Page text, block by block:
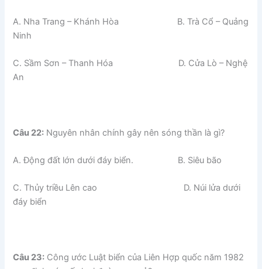
A. Nha Trang – Khánh Hòa B. Trà Cổ – Quảng
Ninh
C. Sầm Sơn – Thanh Hóa D. Cửa Lò – Nghệ
An
Câu 22: Nguyên nhân chính gây nên sóng thần là gì?
A. Động đất lớn dưới đáy biển. B. Siêu bão
C. Thủy triều Lên cao D. Núi lửa dưới
đáy biển
Câu 23: Công ước Luật biển của Liên Hợp quốc năm 1982